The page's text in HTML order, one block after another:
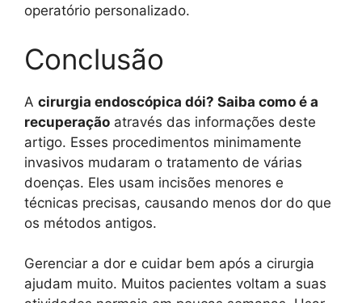
operatório personalizado.
Conclusão
A cirurgia endoscópica dói? Saiba como é a
recuperação através das informações deste
artigo. Esses procedimentos minimamente
invasivos mudaram o tratamento de várias
doenças. Eles usam incisões menores e
técnicas precisas, causando menos dor do que
os métodos antigos.
Gerenciar a dor e cuidar bem após a cirurgia
ajudam muito. Muitos pacientes voltam a suas